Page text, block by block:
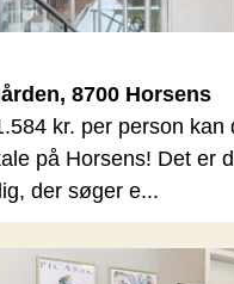
8700 Horsens
kr. per person kan
på Horsens! Det er
der søger e...